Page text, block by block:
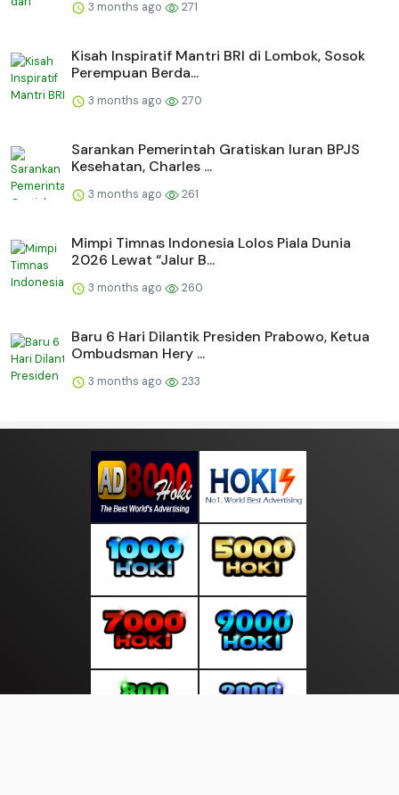
3 months ago 271
Kisah Inspiratif Mantri BRI di Lombok, Sosok
Perempuan Berda...
3 months ago 270
Sarankan Pemerintah Gratiskan Iuran BPJS
Kesehatan, Charles ...
3 months ago 261
Mimpi Timnas Indonesia Lolos Piala Dunia
2026 Lewat “Jalur B...
3 months ago 260
Baru 6 Hari Dilantik Presiden Prabowo, Ketua
Ombudsman Hery ...
3 months ago 233